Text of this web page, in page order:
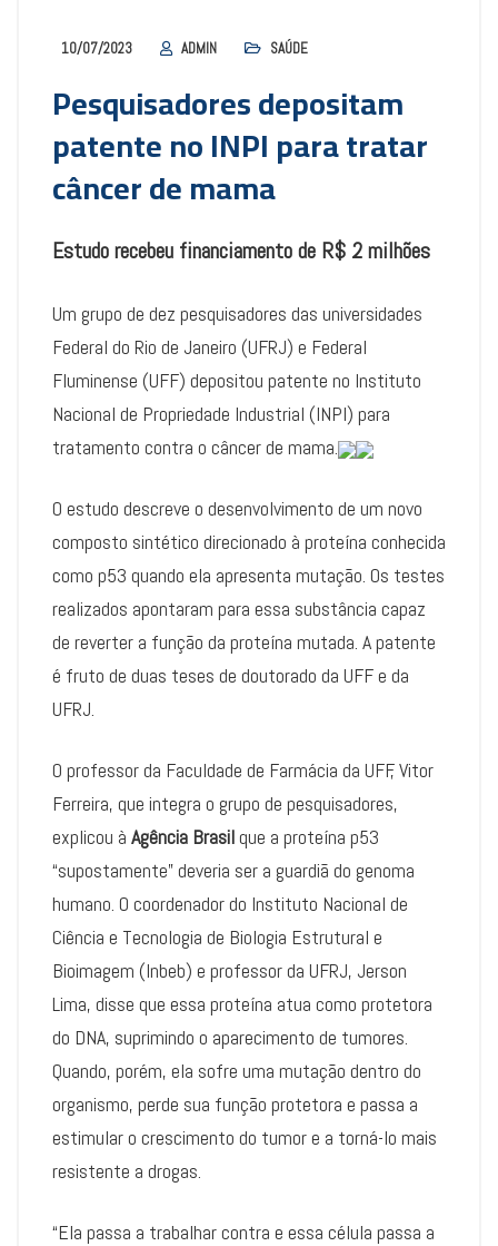
10/07/2023 ADMIN SAÚDE
Pesquisadores depositam
patente no INPI para tratar
câncer de mama
Estudo recebeu financiamento de R$ 2 milhões
Um grupo de dez pesquisadores das universidades
Federal do Rio de Janeiro (UFRJ) e Federal
Fluminense (UFF) depositou patente no Instituto
Nacional de Propriedade Industrial (INPI) para
tratamento contra o câncer de mama.
O estudo descreve o desenvolvimento de um novo
composto sintético direcionado à proteína conhecida
como p53 quando ela apresenta mutação. Os testes
realizados apontaram para essa substância capaz
de reverter a função da proteína mutada. A patente
é fruto de duas teses de doutorado da UFF e da
UFRJ.
O professor da Faculdade de Farmácia da UFF, Vitor
Ferreira, que integra o grupo de pesquisadores,
explicou à Agência Brasilque a proteína p53
“supostamente” deveria ser a guardiã do genoma
humano. O coordenador do Instituto Nacional de
Ciência e Tecnologia de Biologia Estrutural e
Bioimagem (Inbeb) e professor da UFRJ, Jerson
Lima, disse que essa proteína atua como protetora
do DNA, suprimindo o aparecimento de tumores.
Quando, porém, ela sofre uma mutação dentro do
organismo, perde sua função protetora e passa a
estimular o crescimento do tumor e a torná-lo mais
resistente a drogas.
“Ela passa a trabalhar contra e essa célula passa a